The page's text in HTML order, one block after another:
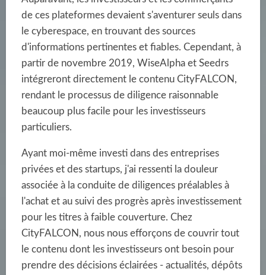
de ces plateformes devaient s'aventurer seuls dans
le cyberespace, en trouvant des sources
d'informations pertinentes et fiables. Cependant, à
partir de novembre 2019, WiseAlpha et Seedrs
intégreront directement le contenu CityFALCON,
rendant le processus de diligence raisonnable
beaucoup plus facile pour les investisseurs
particuliers.
Ayant moi-même investi dans des entreprises
privées et des startups, j'ai ressenti la douleur
associée à la conduite de diligences préalables à
l'achat et au suivi des progrès après investissement
pour les titres à faible couverture. Chez
CityFALCON, nous nous efforçons de couvrir tout
le contenu dont les investisseurs ont besoin pour
prendre des décisions éclairées - actualités, dépôts